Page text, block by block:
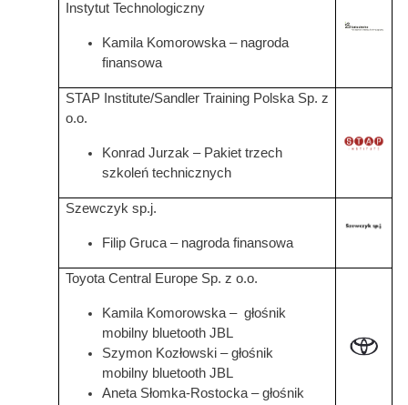
Instytut Technologiczny
Kamila Komorowska – nagroda
finansowa
Grafika
STAP Institute/Sandler Training Polska Sp. z
o.o.
Konrad Jurzak – Pakiet trzech
szkoleń technicznych
Szewczyk sp.j.
Filip Gruca – nagroda finansowa
Grafika
Toyota Central Europe Sp. z o.o.
Kamila Komorowska – głośnik
mobilny bluetooth JBL
Szymon Kozłowski – głośnik
mobilny bluetooth JBL
Aneta Słomka-Rostocka – głośnik
Grafika